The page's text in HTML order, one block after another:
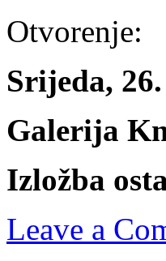
Otvorenje:
Srijeda,
Galerija
Izložba
Leave a